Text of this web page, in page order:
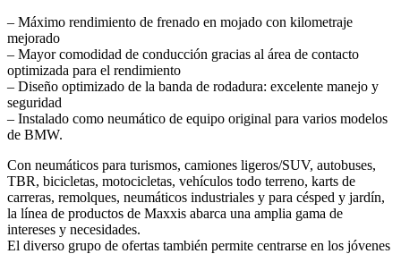
– Máximo rendimiento de frenado en mojado con kilometraje
mejorado
– Mayor comodidad de conducción gracias al área de contacto
optimizada para el rendimiento
– Diseño optimizado de la banda de rodadura: excelente manejo y
seguridad
– Instalado como neumático de equipo original para varios modelos
de BMW.
Con neumáticos para turismos, camiones ligeros/SUV, autobuses,
TBR, bicicletas, motocicletas, vehículos todo terreno, karts de
carreras, remolques, neumáticos industriales y para césped y jardín,
la línea de productos de Maxxis abarca una amplia gama de
intereses y necesidades.
El diverso grupo de ofertas también permite centrarse en los jóvenes